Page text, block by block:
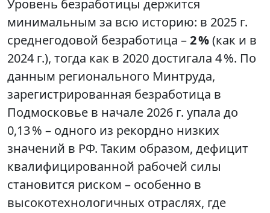
Уровень безработицы держится
минимальным за всю историю: в 2025 г.
среднегодовой безработица –2 %(как и в
2024 г.), тогда как в 2020 достигала 4 %. По
данным регионального Минтруда,
зарегистрированная безработица в
Подмосковье в начале 2026 г. упала до
0,13 % – одного из рекордно низких
значений в РФ. Таким образом, дефицит
квалифицированной рабочей силы
становится риском – особенно в
высокотехнологичных отраслях, где